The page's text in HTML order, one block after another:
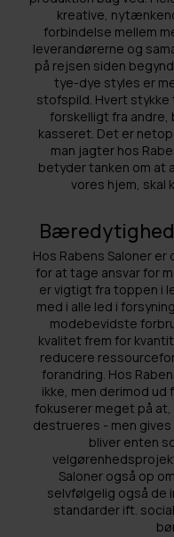
kreative,
forbindelse mellem
leverandørerne og
på rejsen siden
tye-dye styles er
stofspild. Hvert
forskelligt fra andre,
kasseret. Det er
man jagter hos
betyder tanken om at
vores hjem, skal
Bæredytighed
Hos Rabens Saloner
for at tage ansvar for
er vigtigt fra toppen i
med i alle led i
modebevidste
kvalitet frem for
reducere
forandring. Hos
ikke, men derimod
fokuserer meget på
destrueres - men
bliver enten
Saloner også op
selvfølgelig også de
standarder ift.